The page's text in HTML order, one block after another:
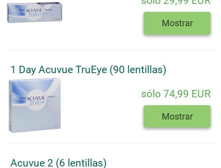
Mostrar
1 Day Acuvue TruEye (90 lentillas)
sólo 74,99 EUR
Mostrar
Acuvue 2 (6 lentillas)